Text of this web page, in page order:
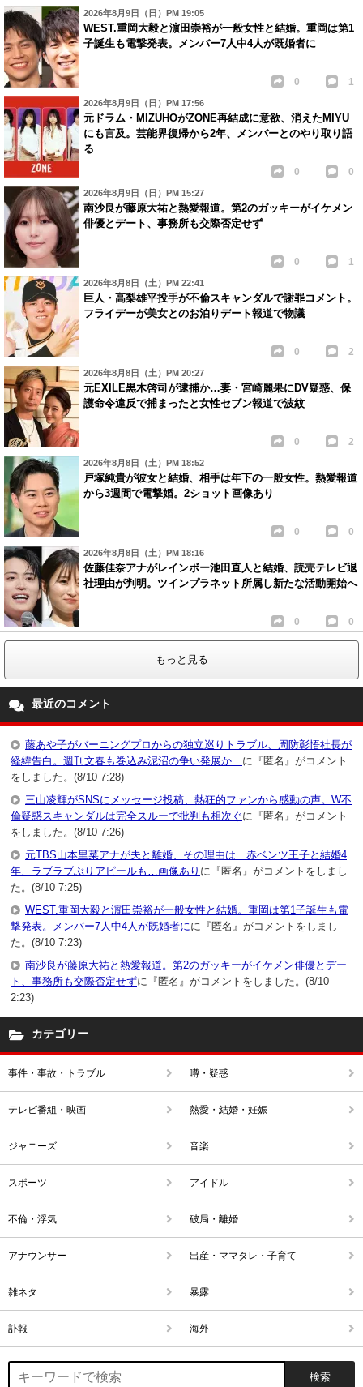
2026年8月9日（日）PM 19:05
WEST.重岡大毅と濵田崇裕が一般女性と結婚。重岡は第1
子誕生も電撃発表。メンバー7人中4人が既婚者に
0 1
2026年8月9日（日）PM 17:56
元ドラム・MIZUHOがZONE再結成に意欲、消えたMIYU
にも言及。芸能界復帰から2年、メンバーとのやり取り語
る
0 0
2026年8月9日（日）PM 15:27
南沙良が藤原大祐と熱愛報道。第2のガッキーがイケメン
俳優とデート、事務所も交際否定せず
0 1
2026年8月8日（土）PM 22:41
巨人・高梨雄平投手が不倫スキャンダルで謝罪コメント。
フライデーが美女とのお泊りデート報道で物議
0 2
2026年8月8日（土）PM 20:27
元EXILE黒木啓司が逮捕か…妻・宮崎麗果にDV疑惑、保
護命令違反で捕まったと女性セブン報道で波紋
0 2
2026年8月8日（土）PM 18:52
戸塚純貴が彼女と結婚、相手は年下の一般女性。熱愛報道
から3週間で電撃婚。2ショット画像あり
0 0
2026年8月8日（土）PM 18:16
佐藤佳奈アナがレインボー池田直人と結婚、読売テレビ退
社理由が判明。ツインプラネット所属し新たな活動開始へ
0 0
もっと見る
最近のコメント
藤あや子がバーニングプロからの独立巡りトラブル、周防彰悟社長が
経緯告白。週刊文春も巻込み泥沼の争い発展か… に『匿名』がコメント
をしました。(8/10 7:28)
三山凌輝がSNSにメッセージ投稿、熱狂的ファンから感動の声。W不
倫疑惑スキャンダルは完全スルーで批判も相次ぐに『匿名』がコメント
をしました。(8/10 7:26)
元TBS山本里菜アナが夫と離婚、その理由は…赤ベンツ王子と結婚4
年、ラブラブぶりアピールも…画像あり に『匿名』がコメントをしまし
た。(8/10 7:25)
WEST.重岡大毅と濵田崇裕が一般女性と結婚。重岡は第1子誕生も電
撃発表。メンバー7人中4人が既婚者にに『匿名』がコメントをしまし
た。(8/10 7:23)
南沙良が藤原大祐と熱愛報道。第2のガッキーがイケメン俳優とデー
ト、事務所も交際否定せずに『匿名』がコメントをしました。(8/10
2:23)
カテゴリー
事件・事故・トラブル 噂・疑惑
テレビ番組・映画 熱愛・結婚・妊娠
ジャニーズ 音楽
スポーツ アイドル
不倫・浮気 破局・離婚
アナウンサー 出産・ママタレ・子育て
雑ネタ 暴露
訃報 海外